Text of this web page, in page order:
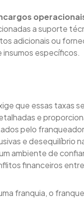
a suporte
adicionais ou
insumos específicos.
que essas taxas
e
pelo
e desequilíbrio
ambiente de
financeiros
franquia, o